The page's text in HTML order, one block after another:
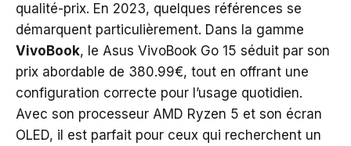
qualité-prix. En 2023, quelques références se
démarquent particulièrement. Dans la gamme
VivoBook, le Asus VivoBook Go 15 séduit par son
prix abordable de 380.99€, tout en offrant une
configuration correcte pour l’usage quotidien.
Avec son processeur AMD Ryzen 5 et son écran
OLED, il est parfait pour ceux qui recherchent un